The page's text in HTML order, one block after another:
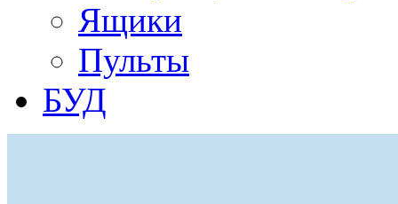
Ящики
Пульты
БУД